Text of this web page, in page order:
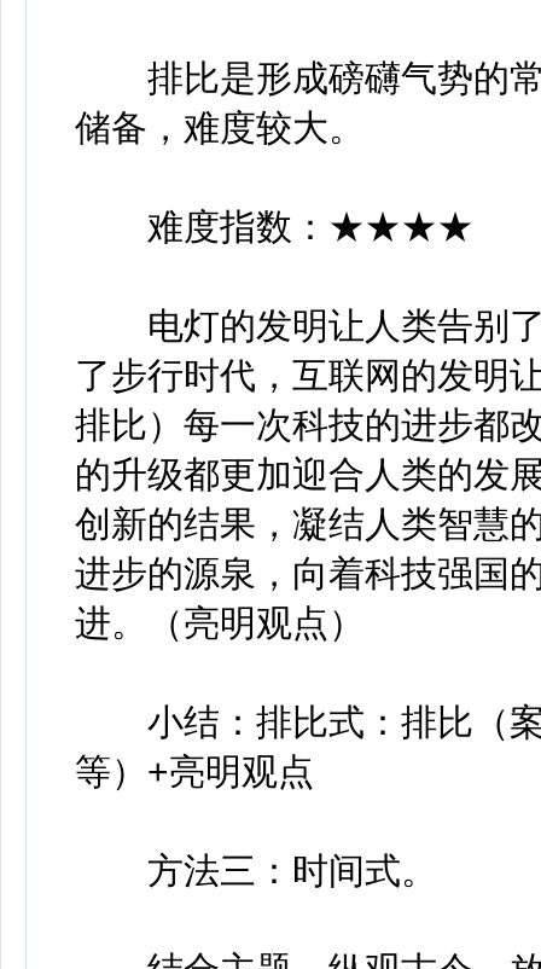
排比是形成磅礴气势的常
储备，难度较大。
难度指数：★★★★
电灯的发明让人类告别了
了步行时代，互联网的发明
排比）每一次科技的进步都
的升级都更加迎合人类的发
创新的结果，凝结人类智慧
进步的源泉，向着科技强国
进。（亮明观点）
小结：排比式：排比（案
等）+亮明观点
方法三：时间式。